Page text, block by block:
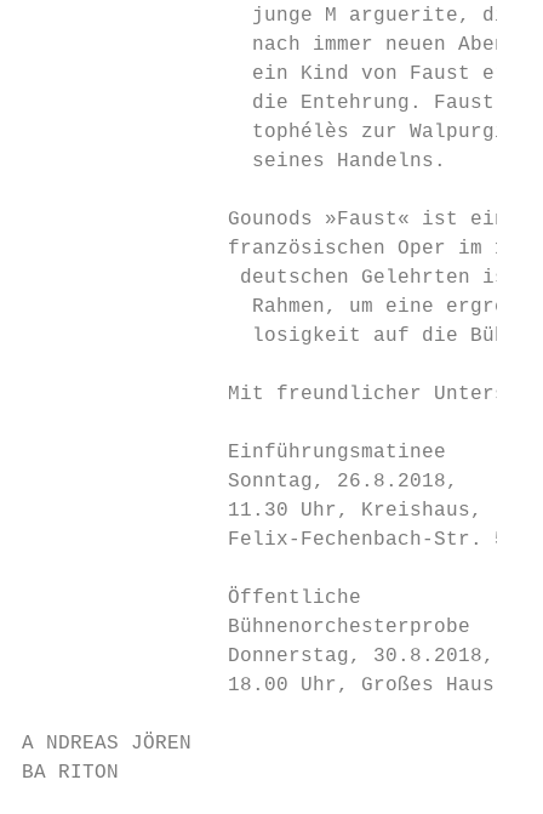
junge M­ arguerite, die
nach immer neuen
ein Kind von Faust
die Entehrung. Faust
tophélès zur
                   ­seines Handelns.
Gounods »Faust« ist eine
­französischen Oper im
­deutschen Gelehrten ist
Rahmen, um eine
losigkeit auf die Bühne
Mit freundlicher
Einführungsmatinee
Sonntag, 26.8.2018,
11.30 Uhr, Kreishaus,
Felix-Fechenbach-Str. 5
Öffentliche
Bühnenorchesterprobe
Donnerstag, 30.8.2018,
                 18.00 Uhr, Großes Haus
A NDREAS JÖREN
BA RITON